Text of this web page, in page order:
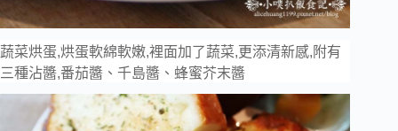
蔬菜烘蛋,烘蛋軟綿軟嫩,裡面加了蔬菜,更添清新感,附有
三種沾醬,番茄醬、千島醬、蜂蜜芥末醬